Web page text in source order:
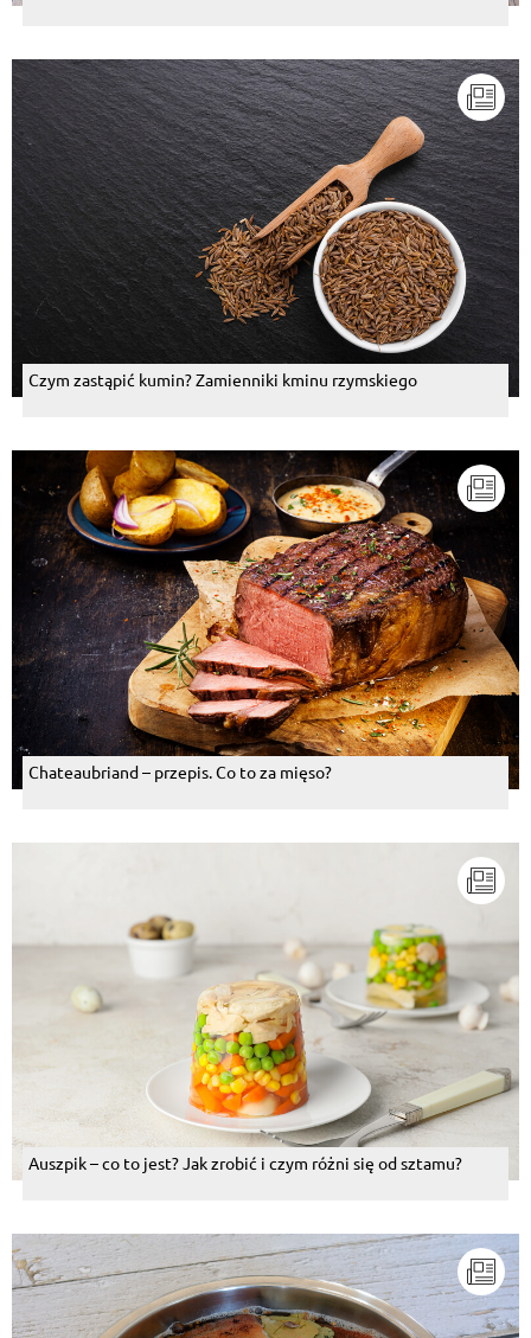
Czym zastąpić kumin? Zamienniki kminu rzymskiego
Chateaubriand – przepis. Co to za mięso?
Auszpik – co to jest? Jak zrobić i czym różni się od sztamu?